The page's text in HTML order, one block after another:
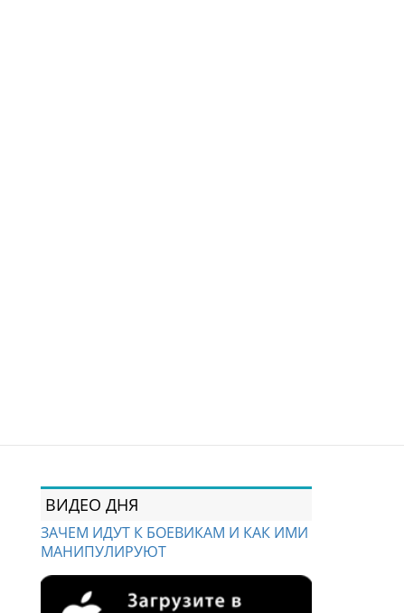
ВИДЕО ДНЯ
ЗАЧЕМ ИДУТ К БОЕВИКАМ И КАК ИМИ
МАНИПУЛИРУЮТ